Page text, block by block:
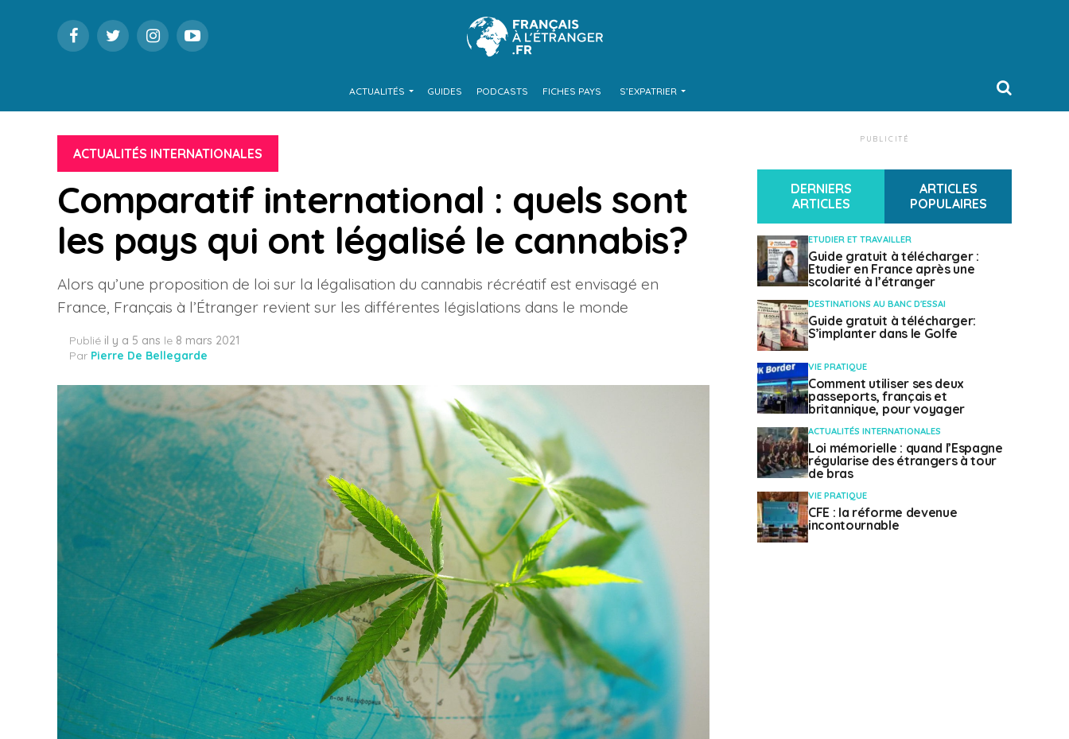
ACTUALITÉS GUIDES PODCASTS FICHES PAYS S’EXPATRIER
ACTUALITÉS INTERNATIONALES
Comparatif international : quels sont
les pays qui ont légalisé le cannabis?
Alors qu’une proposition de loi sur la légalisation du cannabis récréatif est envisagé en
France, Français à l’Étranger revient sur les différentes législations dans le monde
Publié il y a 5 ans le 8 mars 2021
Par Pierre De Bellegarde
PUBLICITÉ
DERNIERS
ARTICLES
ARTICLES
POPULAIRES
ETUDIER ET TRAVAILLER
Guide gratuit à télécharger :
Etudier en France après une
scolarité à l’étranger
DESTINATIONS AU BANC D'ESSAI
Guide gratuit à télécharger:
S’implanter dans le Golfe
VIE PRATIQUE
Comment utiliser ses deux
passeports, français et
britannique, pour voyager
ACTUALITÉS INTERNATIONALES
Loi mémorielle : quand l’Espagne
régularise des étrangers à tour
de bras
VIE PRATIQUE
CFE : la réforme devenue
incontournable